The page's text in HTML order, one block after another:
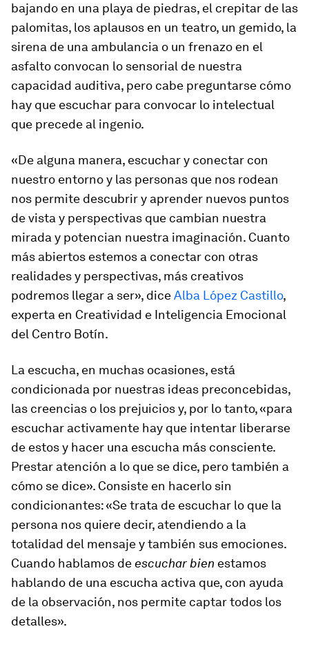
bajando en una playa de piedras, el crepitar de las
palomitas, los aplausos en un teatro, un gemido, la
sirena de una ambulancia o un frenazo en el
asfalto convocan lo sensorial de nuestra
capacidad auditiva, pero cabe preguntarse cómo
hay que escuchar para convocar lo intelectual
que precede al ingenio.
«De alguna manera, escuchar y conectar con
nuestro entorno y las personas que nos rodean
nos permite descubrir y aprender nuevos puntos
de vista y perspectivas que cambian nuestra
mirada y potencian nuestra imaginación. Cuanto
más abiertos estemos a conectar con otras
realidades y perspectivas, más creativos
podremos llegar a ser», diceAlba López Castillo,
experta en Creatividad e Inteligencia Emocional
del Centro Botín.
La escucha, en muchas ocasiones, está
condicionada por nuestras ideas preconcebidas,
las creencias o los prejuicios y, por lo tanto, «para
escuchar activamente hay que intentar liberarse
de estos y hacer una escucha más consciente.
Prestar atención a lo que se dice, pero también a
cómo se dice». Consiste en hacerlo sin
condicionantes: «Se trata de escuchar lo que la
persona nos quiere decir, atendiendo a la
totalidad del mensaje y también sus emociones.
Cuando hablamos de escuchar bien estamos
hablando de una escucha activa que, con ayuda
de la observación, nos permite captar todos los
detalles».